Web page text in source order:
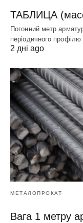
ТАБЛИЦА
Погонний метр
періодичного
2 дні ago
МЕТАЛОПРОКАТ
Вага 1 метру